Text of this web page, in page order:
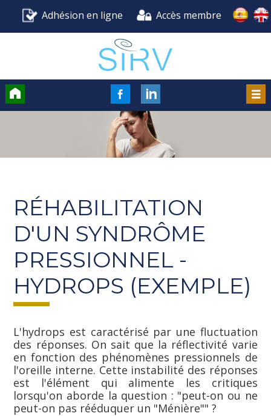
Accès membre
Adhésion en ligne
FaceBookLinkedIn
RÉHABILITATION
D'UN SYNDRÔME
PRESSIONNEL -
HYDROPS (EXEMPLE)
L'hydrops est caractérisé par une fluctuation
des réponses. On sait que la réflectivité varie
en fonction des phénomènes pressionnels de
l'oreille interne. Cette instabilité des réponses
est l'élément qui alimente les critiques
lorsqu'on aborde la question : "peut-on ou ne
peut-on pas rééduquer un "Ménière"" ?